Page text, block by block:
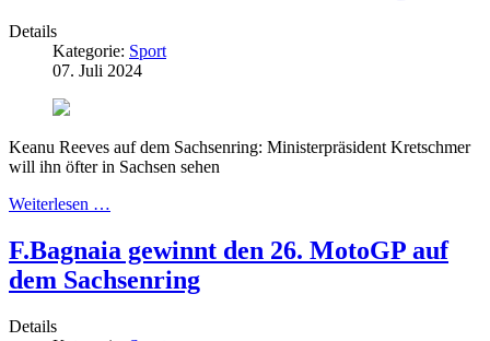
Details
Kategorie: Sport
07. Juli 2024
Keanu Reeves auf dem Sachsenring: Ministerpräsident Kretschmer
will ihn öfter in Sachsen sehen
Weiterlesen …
F.Bagnaia gewinnt den 26. MotoGP auf
dem Sachsenring
Details